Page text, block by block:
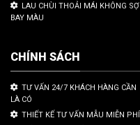
LAU CHÙI THOẢI MÁI KHÔNG SỢ
BAY MÀU
CHÍNH SÁCH
TƯ VẤN 24/7 KHÁCH HÀNG CẦN
LÀ CÓ
THIẾT KẾ TƯ VẤN MẪU MIỄN PHÍ